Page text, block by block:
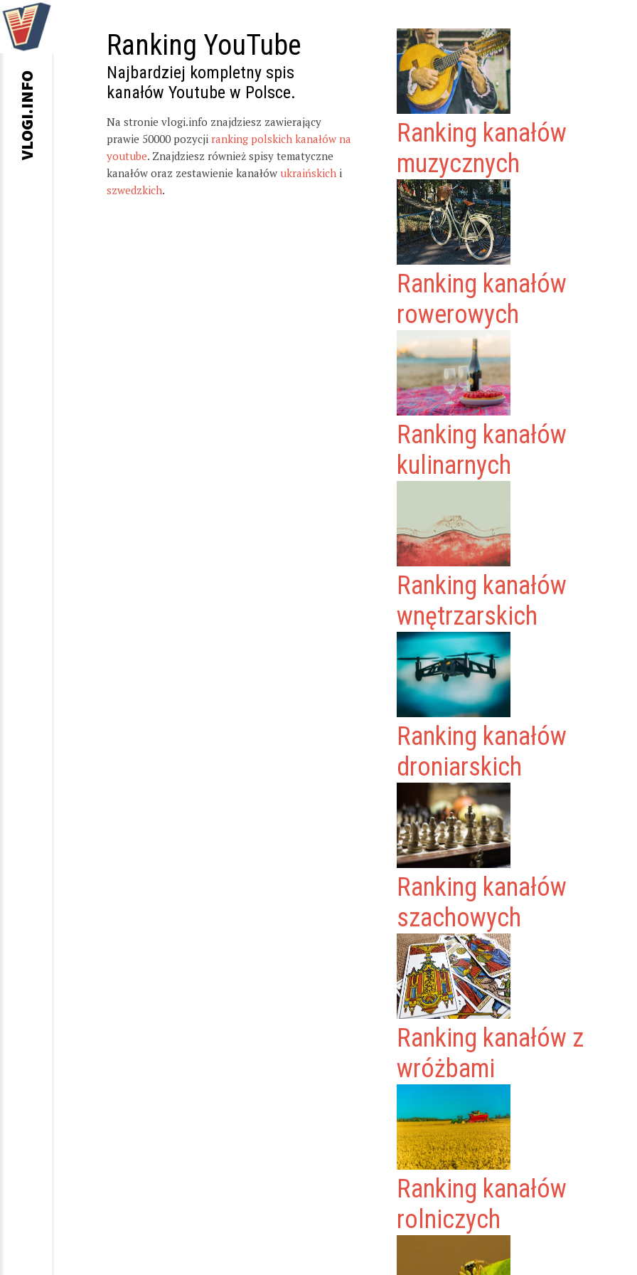
Ranking YouTube
Najbardziej kompletny spis
kanałów Youtube w Polsce.
Na stronie vlogi.info znajdziesz zawierający
prawie 50000 pozycji ranking polskich kanałów na
youtube. Znajdziesz również spisy tematyczne
kanałów oraz zestawienie kanałów ukraińskich i
szwedzkich.
Ranking kanałów
muzycznych
Ranking kanałów
rowerowych
Ranking kanałów
kulinarnych
Ranking kanałów
wnętrzarskich
Ranking kanałów
droniarskich
Ranking kanałów
szachowych
Ranking kanałów z
wróżbami
Ranking kanałów
rolniczych
VLOGI.INFO